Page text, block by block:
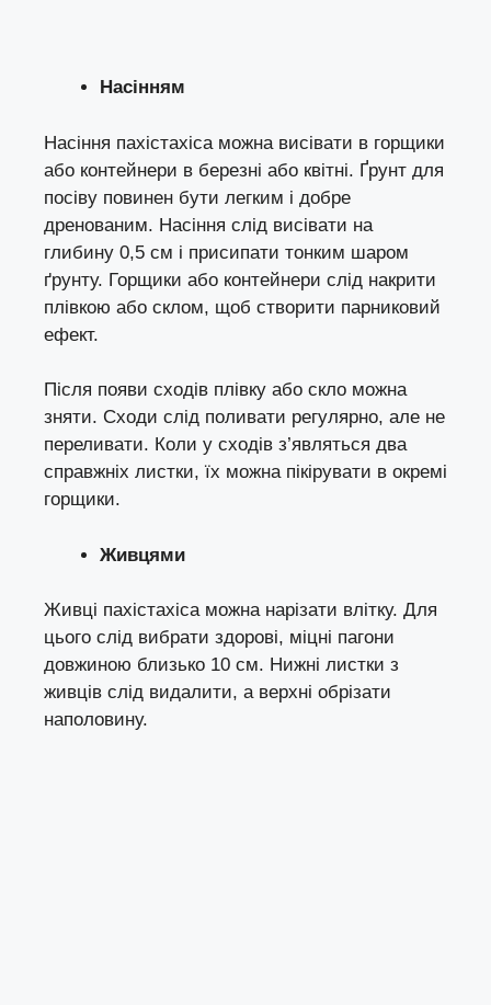
Насінням
Насіння пахістахіса можна висівати в горщики
або контейнери в березні або квітні. Ґрунт для
посіву повинен бути легким і добре
дренованим. Насіння слід висівати на
глибину 0,5 см і присипати тонким шаром
ґрунту. Горщики або контейнери слід накрити
плівкою або склом, щоб створити парниковий
ефект.
Після появи сходів плівку або скло можна
зняти. Сходи слід поливати регулярно, але не
переливати. Коли у сходів з’являться два
справжніх листки, їх можна пікірувати в окремі
горщики.
Живцями
Живці пахістахіса можна нарізати влітку. Для
цього слід вибрати здорові, міцні пагони
довжиною близько 10 см. Нижні листки з
живців слід видалити, а верхні обрізати
наполовину.